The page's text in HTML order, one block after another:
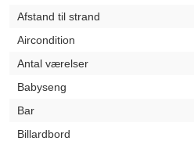
Afstand til strand
Aircondition
Antal værelser
Babyseng
Bar
Billardbord